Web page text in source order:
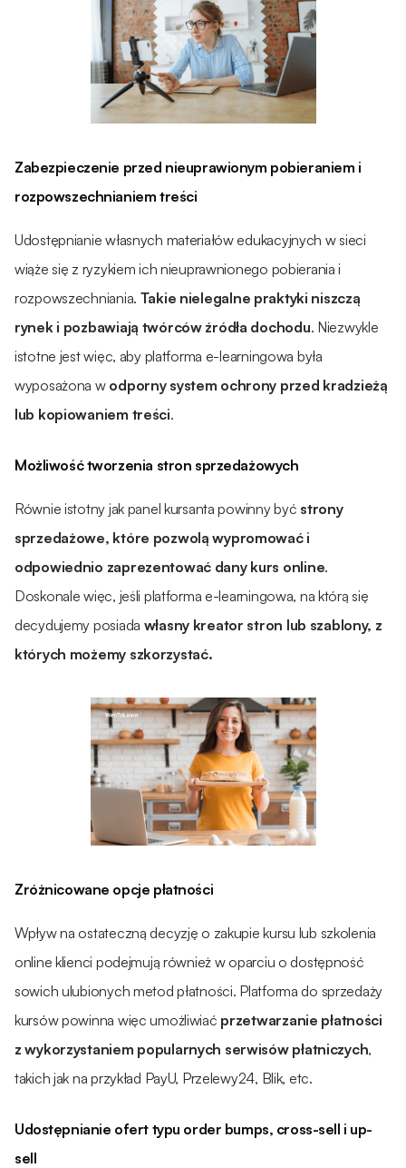
Zabezpieczenie przed nieuprawionym pobieraniem i
rozpowszechnianiem treści
Udostępnianie własnych materiałów edukacyjnych w sieci
wiąże się z ryzykiem ich nieuprawnionego pobierania i
rozpowszechniania. Takie nielegalne praktyki niszczą
rynek i pozbawiają twórców źródła dochodu. Niezwykle
istotne jest więc, aby platforma e-learningowa była
wyposażona w odporny system ochrony przed kradzieżą
lub kopiowaniem treści.
Możliwość tworzenia stron sprzedażowych
Równie istotny jak panel kursanta powinny być strony
sprzedażowe, które pozwolą wypromować i
odpowiednio zaprezentować dany kurs online.
Doskonale więc, jeśli platforma e-learningowa, na którą się
decydujemy posiada własny kreator stron lub szablony, z
których możemy szkorzystać.
Zróżnicowane opcje płatności
Wpływ na ostateczną decyzję o zakupie kursu lub szkolenia
online klienci podejmują również w oparciu o dostępność
sowich ulubionych metod płatności. Platforma do sprzedaży
kursów powinna więc umożliwiać przetwarzanie płatności
z wykorzystaniem popularnych serwisów płatniczych,
takich jak na przykład PayU, Przelewy24, Blik, etc.
Udostępnianie ofert typu order bumps, cross-sell i up-
sell